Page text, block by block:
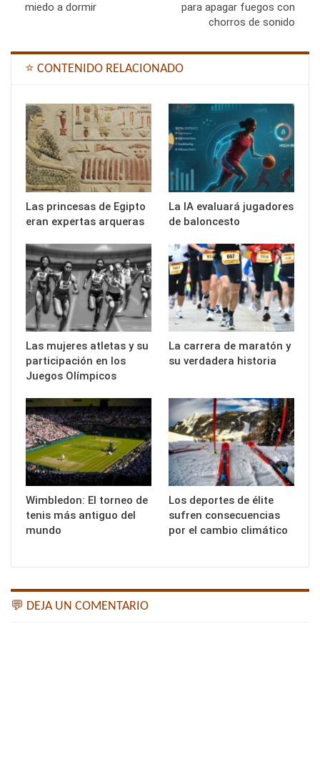
miedo a dormir
para apagar fuegos con
chorros de sonido
⭐ CONTENIDO RELACIONADO
Las princesas de Egipto
eran expertas arqueras
La IA evaluará jugadores
de baloncesto
Las mujeres atletas y su
participación en los
Juegos Olímpicos
La carrera de maratón y
su verdadera historia
Wimbledon: El torneo de
tenis más antiguo del
mundo
Los deportes de élite
sufren consecuencias
por el cambio climático
💬 DEJA UN COMENTARIO